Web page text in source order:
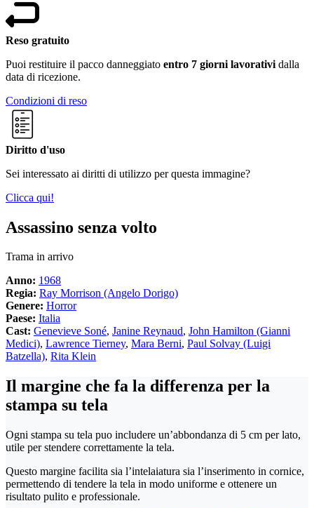
Reso gratuito
Puoi restituire il pacco danneggiato entro 7 giorni lavorativi dalla
data di ricezione.
Condizioni di reso
Diritto d'uso
Sei interessato ai diritti di utilizzo per questa immagine?
Clicca qui!
Assassino senza volto
Trama in arrivo
Anno: 1968
Regia: Ray Morrison (Angelo Dorigo)
Genere: Horror
Paese: Italia
Cast: Genevieve Soné, Janine Reynaud, John Hamilton (Gianni
Medici), Lawrence Tierney, Mara Berni, Paul Solvay (Luigi
Batzella), Rita Klein
Il margine che fa la differenza per la
stampa su tela
Ogni stampa su tela puo includere un’abbondanza di 5 cm per lato,
utile per stendere correttamente la tela.
Questo margine facilita sia l’intelaiatura sia l’inserimento in cornice,
permettendo di tendere la tela in modo uniforme e ottenere un
risultato pulito e professionale.